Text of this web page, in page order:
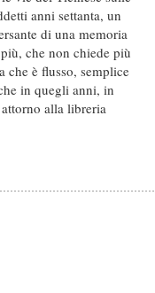
anni settanta, un
di una memoria
che non chiede più
è flusso, semplice
in quegli anni, in
alla libreria